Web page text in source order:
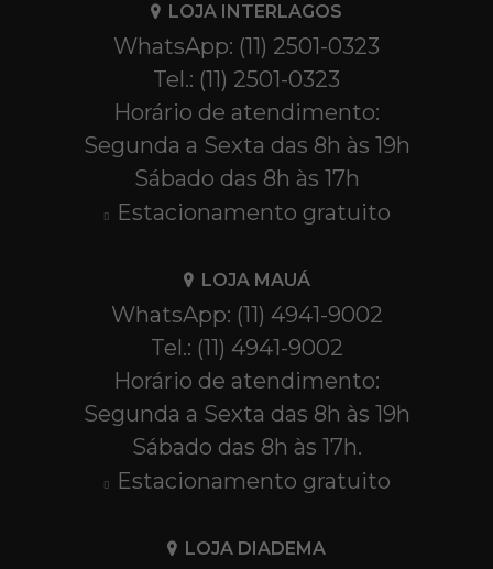
LOJA INTERLAGOS
WhatsApp: (11) 2501-0323
Tel.: (11) 2501-0323
Horário de atendimento:
Segunda a Sexta das 8h às 19h
Sábado das 8h às 17h
Estacionamento gratuito
LOJA MAUÁ
WhatsApp: (11) 4941-9002
Tel.: (11) 4941-9002
Horário de atendimento:
Segunda a Sexta das 8h às 19h
Sábado das 8h às 17h.
Estacionamento gratuito
LOJA DIADEMA